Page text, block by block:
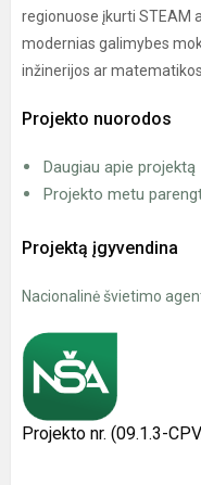
regionuose įkurti STEAM
modernias galimybes
inžinerijos ar matematikos.
Projekto nuorodos
Daugiau apie projektą
Projekto metu
Projektą įgyvendina
Nacionalinė švietimo
Projekto nr. (09.1.3-